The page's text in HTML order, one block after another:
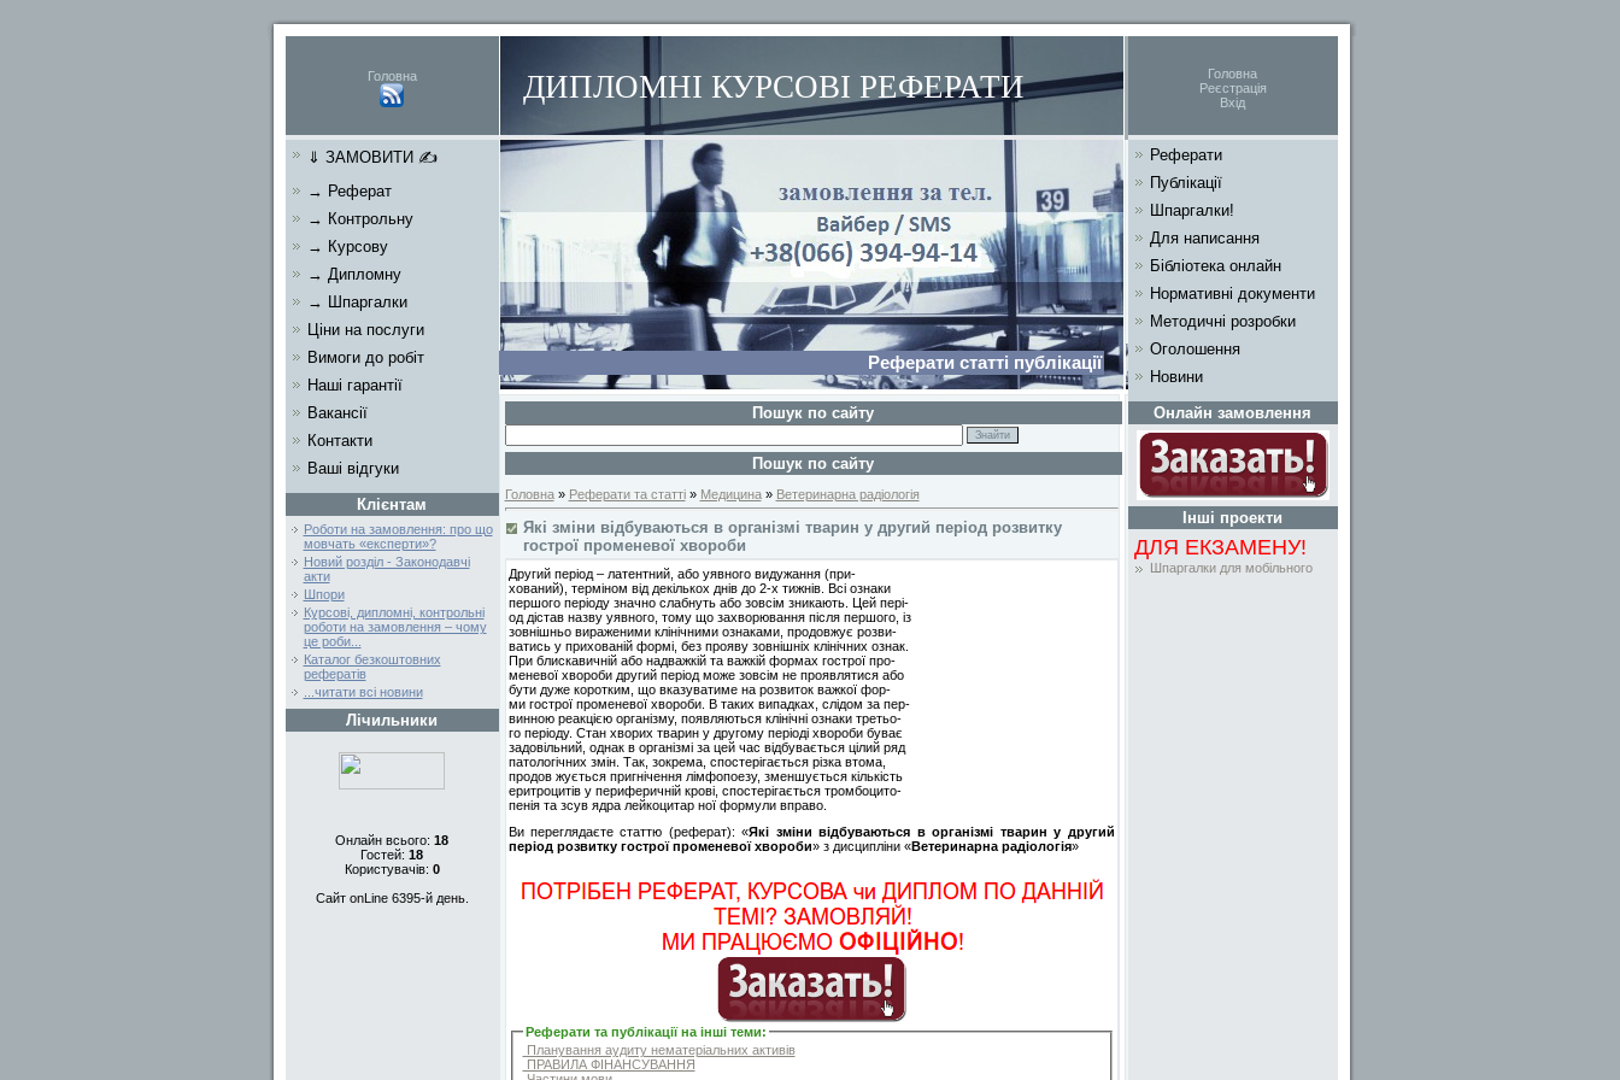
Головна ДИПЛОМНІ КУРСОВІ РЕФЕРАТИ
Головна
Реєстрація
Вхід
⇓ ЗАМОВИТИ ✍
→ Реферат
→ Контрольну
→ Курсову
→ Дипломну
→ Шпаргалки
Ціни на послуги
Вимоги до робіт
Наші гарантії
Вакансії
Контакти
Ваші відгуки
Клієнтам
Роботи на замовлення: про що
мовчать «експерти»?
Новий розділ - Законодавчі
акти
Шпори
Курсові, дипломні, контрольні
роботи на замовлення – чому
це роби...
Каталог безкоштовних
рефератів
...читати всі новини
Лічильники
Онлайн всього: 18
Гостей: 18
Користувачів: 0
Сайт onLine 6395-й день.
Реферати статті публікації
Пошук по сайту
Пошук по сайту
Головна» Реферати та статті» Медицина» Ветеринарна радіологія
Які зміни відбуваються в організмі тварин у другий період розвитку
гострої променевої хвороби
Другий період – латентний, або уявного видужання (при-
хований), терміном від декількох днів до 2-х тижнів. Всі ознаки
першого періоду значно слабнуть або зовсім зникають. Цей пері-
од дістав назву уявного, тому що захворювання після першого, із
зовнішньо вираженими клінічними ознаками, продовжує розви-
ватись у прихованій формі, без прояву зовнішніх клінічних ознак.
При блискавичній або надважкій та важкій формах гострої про-
меневої хвороби другий період може зовсім не проявлятися або
бути дуже коротким, що вказуватиме на розвиток важкої фор-
ми гострої променевої хвороби. В таких випадках, слідом за пер-
винною реакцією організму, появляються клінічні ознаки третьо-
го періоду. Стан хворих тварин у другому періоді хвороби буває
задовільний, однак в організмі за цей час відбувається цілий ряд
патологічних змін. Так, зокрема, спостерігається різка втома,
продов жується пригнічення лімфопоезу, зменшується кількість
еритроцитів у периферичній крові, спостерігається тромбоцито-
пенія та зсув ядра лейкоцитар ної формули вправо.
Ви переглядаєте статтю (реферат): «Які зміни відбуваються в організмі тварин у другий
період розвитку гострої променевої хвороби» з дисципліни «Ветеринарна радіологія»
Реферати та публікації на інші теми:
Планування аудиту нематеріальних активів
ПРАВИЛА ФІНАНСУВАННЯ
Реферати
Публікації
Шпаргалки!
Для написання
Бібліотека онлайн
Нормативні документи
Методичні розробки
Оголошення
Новини
Онлайн замовлення
Інші проекти
ДЛЯ ЕКЗАМЕНУ!
Шпаргалки для мобільного